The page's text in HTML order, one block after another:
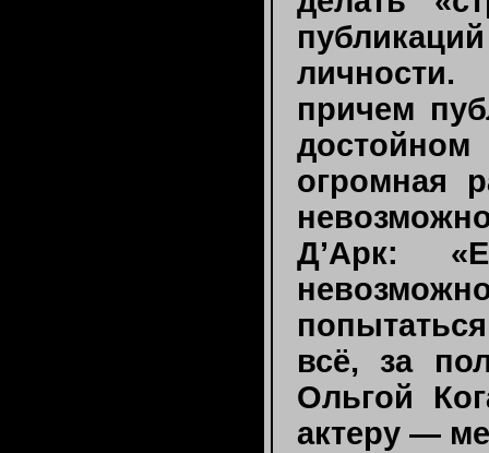
причем
огромная
Д’Арк:
всё, за
Ольгой
актеру —